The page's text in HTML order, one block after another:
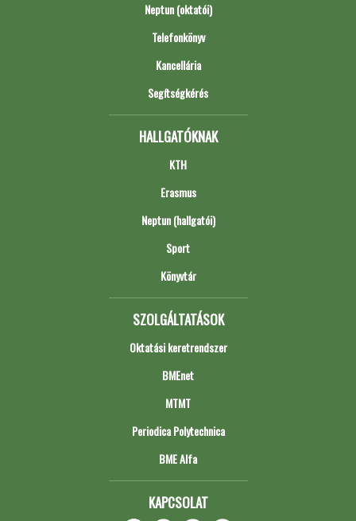
Neptun (oktatói)
Telefonkönyv
Kancellária
Segítségkérés
HALLGATÓKNAK
KTH
Erasmus
Neptun (hallgatói)
Sport
Könyvtár
SZOLGÁLTATÁSOK
Oktatási keretrendszer
BMEnet
MTMT
Periodica Polytechnica
BME Alfa
KAPCSOLAT